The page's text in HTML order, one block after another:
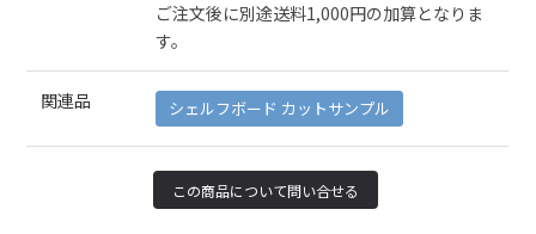
ご注文後に別途送料1,000円の加算となりま
す。
関連品 シェルフボード カットサンプル